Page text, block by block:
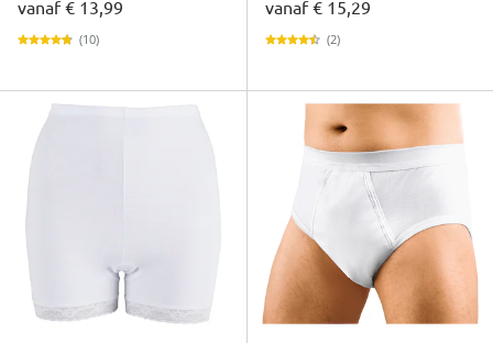
vanaf€ 13,99
(10)
vanaf€ 15,29
(2)